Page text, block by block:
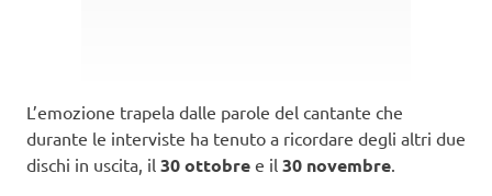
L’emozione trapela dalle parole del cantante che
durante le interviste ha tenuto a ricordare degli altri due
dischi in uscita, il 30 ottobre e il 30 novembre.